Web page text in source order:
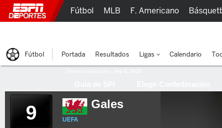
9 Gales
UEFA
Fútbol MLB F. Americano
Fútbol Portada Resultados Ligas Calendario